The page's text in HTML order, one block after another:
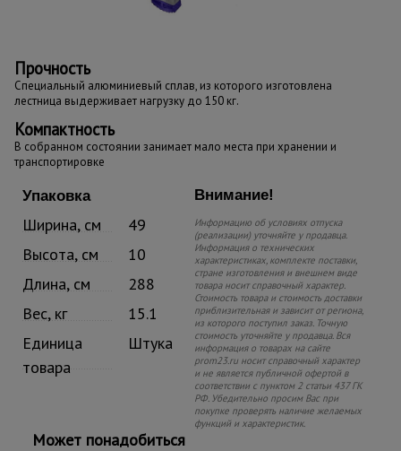
Прочность
Специальный алюминиевый сплав, из которого изготовлена
лестница выдерживает нагрузку до 150 кг.
Компактность
В собранном состоянии занимает мало места при хранении и
транспортировке
Упаковка
Ширина, см
49
Высота, см
10
Длина, см
288
Вес, кг
15.1
Единица
товара
Штука
Внимание!
Информацию об условиях отпуска
(реализации) уточняйте у продавца.
Информация о технических
характеристиках, комплекте поставки,
стране изготовления и внешнем виде
товара носит справочный характер.
Стоимость товара и стоимость доставки
приблизительная и зависит от региона,
из которого поступил заказ. Точную
стоимость уточняйте у продавца. Вся
информация о товарах на сайте
prom23.ru носит справочный характер
и не является публичной офертой в
соответствии с пунктом 2 статьи 437 ГК
РФ. Убедительно просим Вас при
покупке проверять наличие желаемых
функций и характеристик.
Может понадобиться